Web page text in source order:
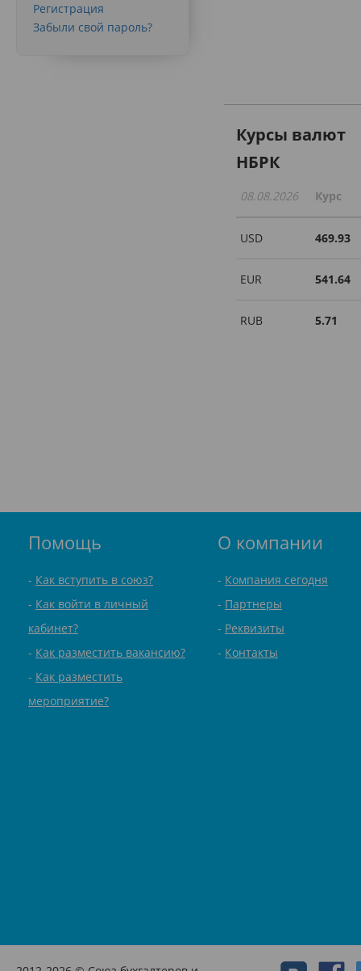
Регистрация
Забыли свой пароль?
Курсы валют
НБРК
08.08.2026 Курс
USD 469.93
EUR 541.64
RUB 5.71
Помощь
Как вступить в союз?
Как войти в личный
кабинет?
Как разместить вакансию?
Как разместить
мероприятие?
О компании
Компания сегодня
Партнеры
Реквизиты
Контакты